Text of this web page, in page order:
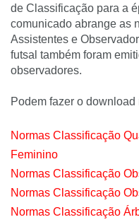
de Classificação para a
comunicado abrange as
Assistentes e
futsal também foram
observadores.
Podem fazer o
Normas Classificação
Feminino
Normas Classificação
Normas Classificação
Normas Classificação